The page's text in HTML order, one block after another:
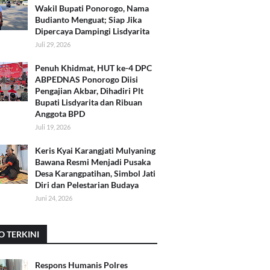
Wakil Bupati Ponorogo, Nama
Budianto Menguat; Siap Jika
Dipercaya Dampingi Lisdyarita
Juli 29, 2026
Penuh Khidmat, HUT ke-4 DPC
ABPEDNAS Ponorogo Diisi
Pengajian Akbar, Dihadiri Plt
Bupati Lisdyarita dan Ribuan
Anggota BPD
Juli 19, 2026
Keris Kyai Karangjati Mulyaning
Bawana Resmi Menjadi Pusaka
Desa Karangpatihan, Simbol Jati
Diri dan Pelestarian Budaya
Juni 24, 2026
TERKINI
Respons Humanis Polres